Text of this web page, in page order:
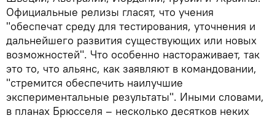
Официальные релизы гласят, что учения
"обеспечат среду для тестирования, уточнения и
дальнейшего развития существующих или новых
возможностей". Что особенно настораживает, так
это то, что альянс, как заявляют в командовании,
"стремится обеспечить наилучшие
экспериментальные результаты". Иными словами,
в планах Брюсселя – несколько десятков неких